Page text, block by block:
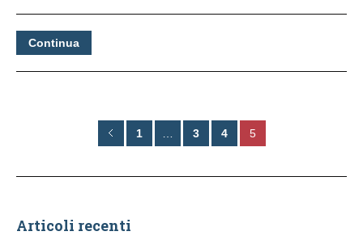
Continua
1 3 4 5
Articoli recenti